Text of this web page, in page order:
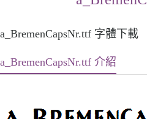
a_BremenCapsNr.ttf 字體下載
a_BremenCapsNr.ttf 介紹